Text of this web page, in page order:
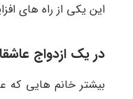
این یکی از راه های
در یک ازدواج
بیشتر خانم هایی که